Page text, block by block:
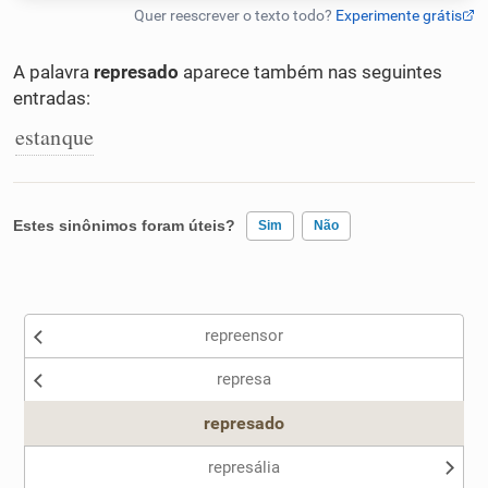
Humanizador de IA
Cata-letras
Sinônimos
A palavra represado aparece também nas seguintes
entradas:
estanque
Estes sinônimos foram úteis? Sim Não
Nenhum dos sinônimos apresentados me ajudou
repreensor
represa
represado
represália